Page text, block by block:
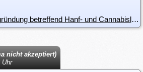
i6829: erweiterten Begründung betreffend Hanf- und Cannabislegalisierung
nicht akzeptiert)
Uhr